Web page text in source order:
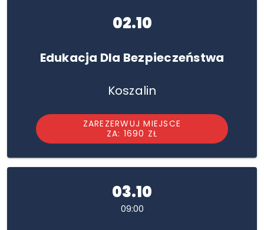
02.10
Edukacja Dla Bezpieczeństwa
Koszalin
ZAREZERWUJ MIEJSCE
ZA: 1690 ZŁ
03.10
09:00